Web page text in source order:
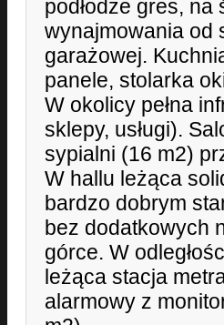
podłodze gres,
wynajmowania od
garażowej.
panele, stolarka
W okolicy pełna
sklepy, usługi).
sypialni (16 m2)
W hallu leżąca
bardzo dobrym
bez dodatkowych
górce. W
leżąca stacja
alarmowy z